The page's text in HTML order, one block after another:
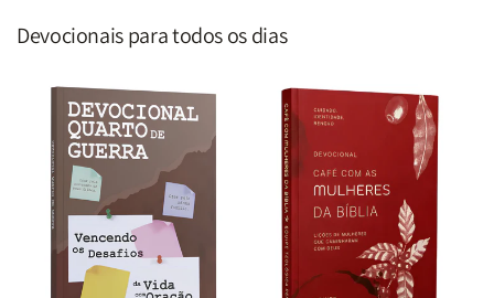
Devocionais para todos os dias